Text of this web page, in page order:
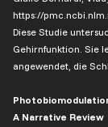
https://
Diese Studie
Gehirnfunktion. Sie
angewendet, die
A Narrative Review